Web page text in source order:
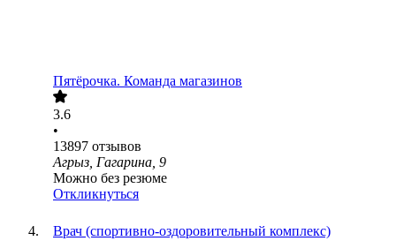
Пятёрочка. Команда магазинов
3.6
•
13897 отзывов
Агрыз, Гагарина, 9
Можно без резюме
Откликнуться
Врач (спортивно-оздоровительный комплекс)